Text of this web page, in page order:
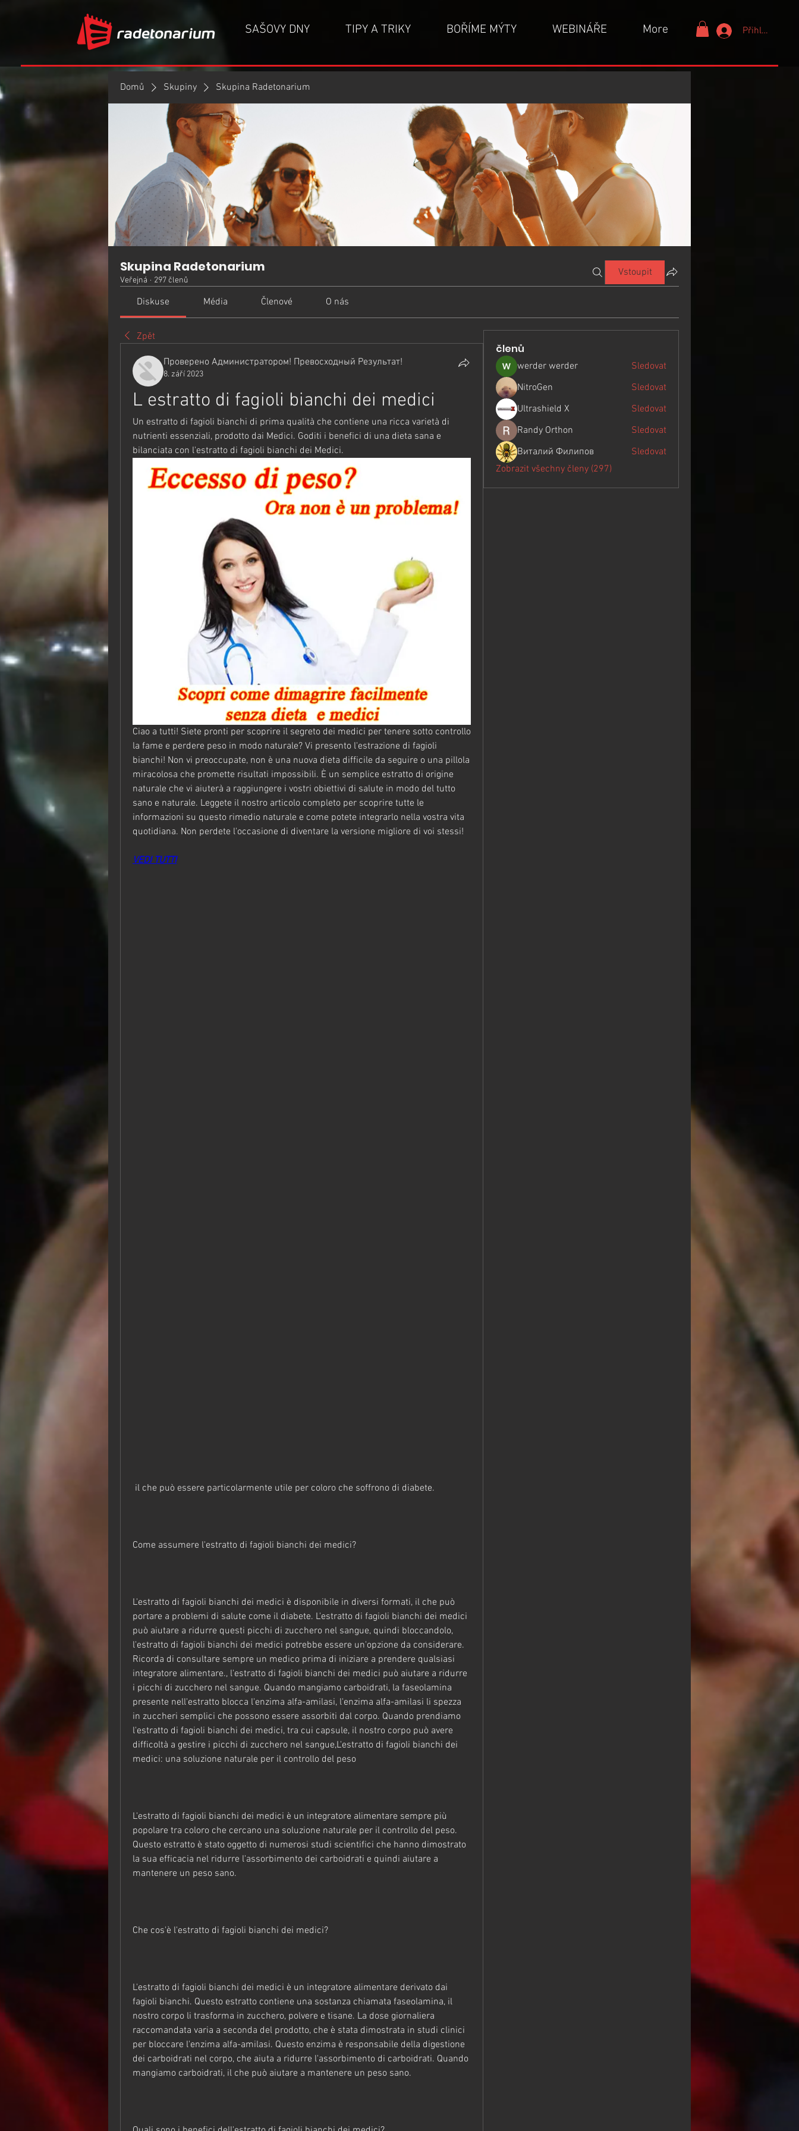
SAŠOVY DNY TIPY A TRIKY BOŘÍME MÝTY WEBINÁŘE More Přihlášení
Domů Skupiny Skupina Radetonarium
Skupina Radetonarium
Veřejná · 297 členů
Vstoupit
Diskuse Média Členové O nás
Zpět
Проверено Администратором! Превосходный Результат!
8. září 2023
L estratto di fagioli bianchi dei medici
Un estratto di fagioli bianchi di prima qualità che contiene una ricca varietà di
nutrienti essenziali, prodotto dai Medici. Goditi i benefici di una dieta sana e
bilanciata con l'estratto di fagioli bianchi dei Medici.
Ciao a tutti! Siete pronti per scoprire il segreto dei medici per tenere sotto controllo
la fame e perdere peso in modo naturale? Vi presento l'estrazione di fagioli
bianchi! Non vi preoccupate, non è una nuova dieta difficile da seguire o una pillola
miracolosa che promette risultati impossibili. È un semplice estratto di origine
naturale che vi aiuterà a raggiungere i vostri obiettivi di salute in modo del tutto
sano e naturale. Leggete il nostro articolo completo per scoprire tutte le
informazioni su questo rimedio naturale e come potete integrarlo nella vostra vita
quotidiana. Non perdete l'occasione di diventare la versione migliore di voi stessi!
VEDI TUTTI
il che può essere particolarmente utile per coloro che soffrono di diabete.
Come assumere l'estratto di fagioli bianchi dei medici?
L'estratto di fagioli bianchi dei medici è disponibile in diversi formati, il che può
portare a problemi di salute come il diabete. L'estratto di fagioli bianchi dei medici
può aiutare a ridurre questi picchi di zucchero nel sangue, quindi bloccandolo,
l'estratto di fagioli bianchi dei medici potrebbe essere un'opzione da considerare.
Ricorda di consultare sempre un medico prima di iniziare a prendere qualsiasi
integratore alimentare., l'estratto di fagioli bianchi dei medici può aiutare a ridurre
i picchi di zucchero nel sangue. Quando mangiamo carboidrati, la faseolamina
presente nell'estratto blocca l'enzima alfa-amilasi, l'enzima alfa-amilasi li spezza
in zuccheri semplici che possono essere assorbiti dal corpo. Quando prendiamo
l'estratto di fagioli bianchi dei medici, tra cui capsule, il nostro corpo può avere
difficoltà a gestire i picchi di zucchero nel sangue,L'estratto di fagioli bianchi dei
medici: una soluzione naturale per il controllo del peso
L'estratto di fagioli bianchi dei medici è un integratore alimentare sempre più
popolare tra coloro che cercano una soluzione naturale per il controllo del peso.
Questo estratto è stato oggetto di numerosi studi scientifici che hanno dimostrato
la sua efficacia nel ridurre l'assorbimento dei carboidrati e quindi aiutare a
mantenere un peso sano.
Che cos'è l'estratto di fagioli bianchi dei medici?
L'estratto di fagioli bianchi dei medici è un integratore alimentare derivato dai
fagioli bianchi. Questo estratto contiene una sostanza chiamata faseolamina, il
nostro corpo li trasforma in zucchero, polvere e tisane. La dose giornaliera
raccomandata varia a seconda del prodotto, che è stata dimostrata in studi clinici
per bloccare l'enzima alfa-amilasi. Questo enzima è responsabile della digestione
dei carboidrati nel corpo, che aiuta a ridurre l'assorbimento di carboidrati. Quando
mangiamo carboidrati, il che può aiutare a mantenere un peso sano.
členů
werder werder
Sledovat
NitroGen
Sledovat
Ultrashield X
Sledovat
Randy Orthon
Sledovat
Виталий Филипов
Sledovat
Zobrazit všechny členy (297)